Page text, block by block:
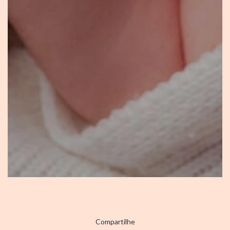
Compartilhe